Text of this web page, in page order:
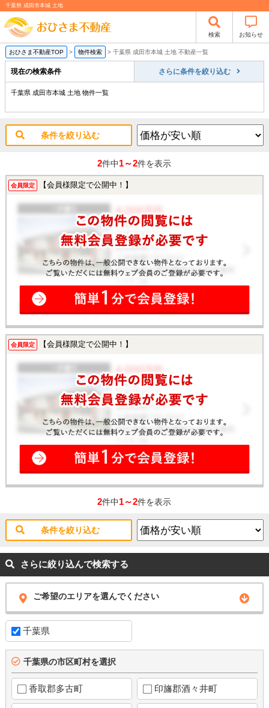
千葉県 成田市本城 土地
検索 お知らせ
おひさま不動産TOP > 物件検索 > 千葉県 成田市本城 土地 不動産一覧
現在の検索条件 さらに条件を絞り込む
千葉県 成田市本城 土地 物件一覧
条件を絞り込む
2件中1～2件を表示
会員限定 【会員様限定で公開中！】
会員限定 【会員様限定で公開中！】
2件中1～2件を表示
条件を絞り込む
さらに絞り込んで検索する
ご希望のエリアを選んでください
千葉県
千葉県の市区町村を選択
香取郡多古町 印旛郡酒々井町